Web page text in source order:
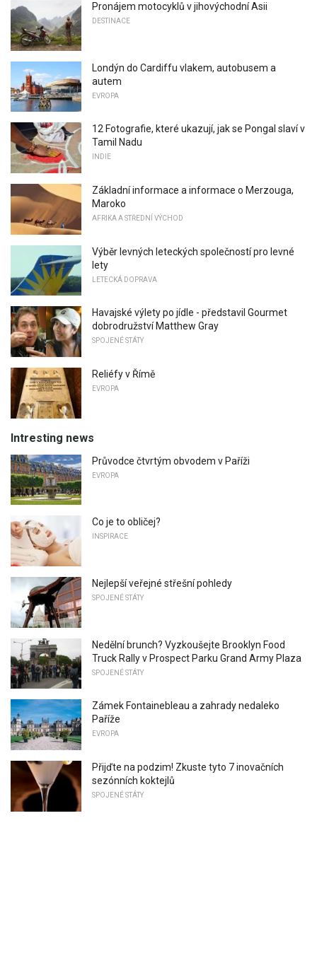
Pronájem motocyklů v jihovýchodní Asii
DESTINACE
Londýn do Cardiffu vlakem, autobusem a
autem
EVROPA
12 Fotografie, které ukazují, jak se Pongal slaví v
Tamil Nadu
INDIE
Základní informace a informace o Merzouga,
Maroko
AFRIKA A STŘEDNÍ VÝCHOD
Výběr levných leteckých společností pro levné
lety
LETECKÁ DOPRAVA
Havajské výlety po jídle - představil Gourmet
dobrodružství Matthew Gray
SPOJENÉ STÁTY
Reliéfy v Římě
EVROPA
Intresting news
Průvodce čtvrtým obvodem v Paříži
EVROPA
Co je to obličej?
INSPIRACE
Nejlepší veřejné střešní pohledy
SPOJENÉ STÁTY
Nedělní brunch? Vyzkoušejte Brooklyn Food
Truck Rally v Prospect Parku Grand Army Plaza
SPOJENÉ STÁTY
Zámek Fontainebleau a zahrady nedaleko
Paříže
EVROPA
Přijďte na podzim! Zkuste tyto 7 inovačních
sezónních koktejlů
SPOJENÉ STÁTY